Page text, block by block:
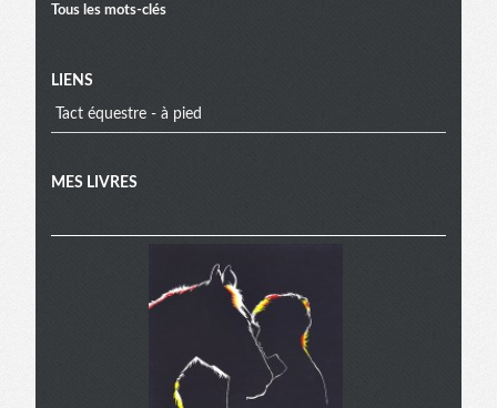
Tous les mots-clés
LIENS
Tact équestre - à pied
MES LIVRES